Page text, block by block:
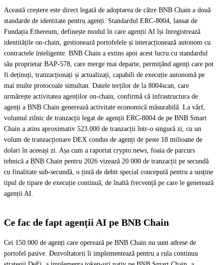
Această creștere este direct legată de adoptarea de către BNB Chain a două
standarde de identitate pentru agenți. Standardul ERC-8004, lansat de
Fundația Ethereum, definește modul în care agenții AI își înregistrează
identitățile on-chain, gestionează portofelele și interacționează autonom cu
contractele inteligente. BNB Chain a extins apoi acest lucru cu standardul
său proprietar BAP-578, care merge mai departe, permițând agenți care pot
fi deținuți, tranzacționați și actualizați, capabili de execuție autonomă pe
mai multe protocoale simultan. Datele terților de la 8004scan, care
urmărește activitatea agenților on-chain, confirmă că infrastructura de
agenți a BNB Chain generează activitate economică măsurabilă. La vârf,
volumul zilnic de tranzacții legat de agenții ERC-8004 de pe BNB Smart
Chain a atins aproximativ 523.000 de tranzacții într-o singură zi, cu un
volum de tranzacționare DEX condus de agenți de peste 18 milioane de
dolari în aceeași zi. Așa cum a raportat crypto.news, foaia de parcurs
tehnică a BNB Chain pentru 2026 vizează 20.000 de tranzacții pe secundă
cu finalitate sub-secundă, o țintă de debit special concepută pentru a susține
tipul de tipare de execuție continuă, de înaltă frecvență pe care le generează
agenții AI.
Ce fac de fapt agenții AI pe BNB Chain
Cei 150.000 de agenți care operează pe BNB Chain nu sunt adrese de
portofel pasive. Dezvoltatorii îi implementează pentru a rula continuu